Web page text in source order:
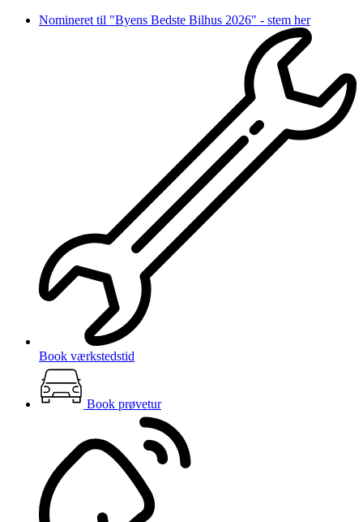
VidereNomineret til "Byens Bedste Bilhus 2026" - stem her
Book værkstedstid
Book prøvetur